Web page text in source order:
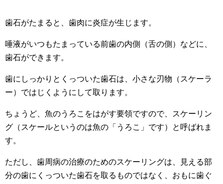
歯石がたまると、歯肉に炎症が生じます。
唾液がいつもたまっている前歯の内側（舌の側）などに、
歯石ができます。
歯にしっかりとくっついた歯石は、小さな刃物（スケーラ
ー）ではじくようにして取ります。
ちょうど、魚のうろこをはがす要領ですので、スケーリン
グ（スケールというのは魚の「うろこ」です）と呼ばれま
す。
ただし、歯周病の治療のためのスケーリングは、見える部
分の歯にくっついた歯石を取るものではなく、おもに歯ぐ